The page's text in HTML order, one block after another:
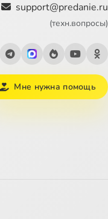
support@predanie.ru
(техн.вопросы)
Мне нужна помощь